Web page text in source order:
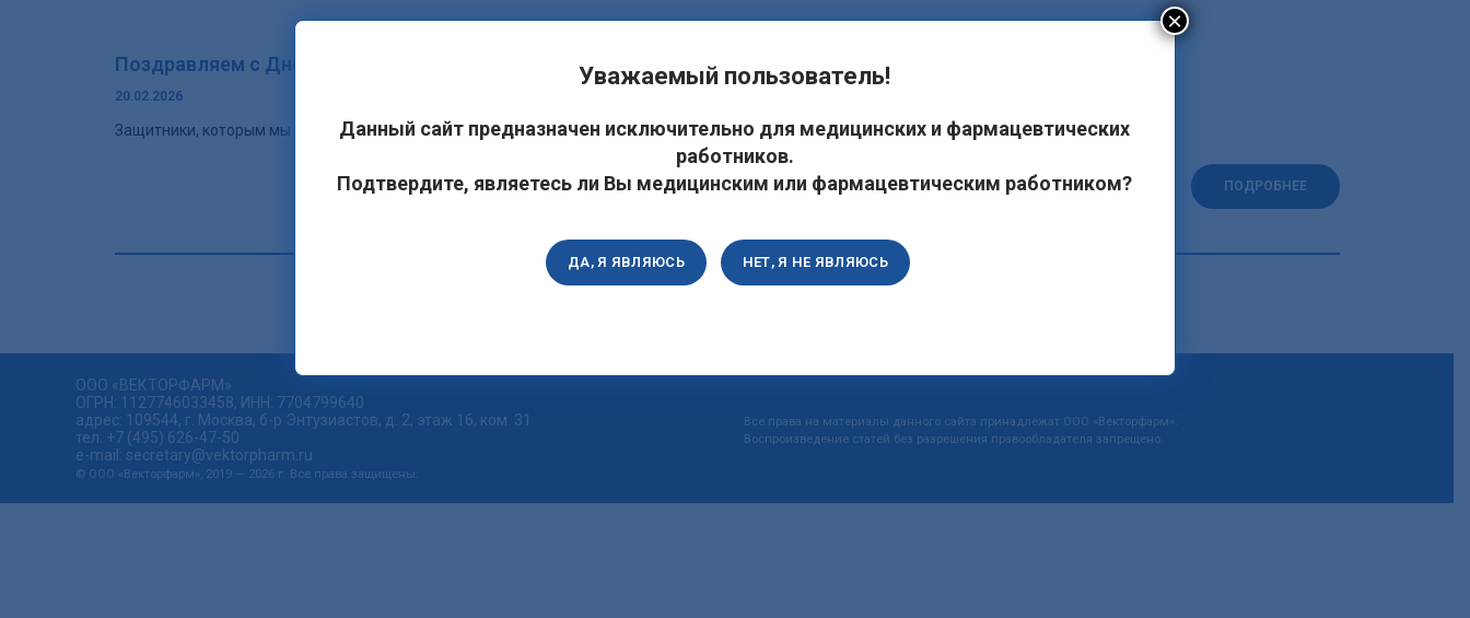
Поздравляем с Днем защитника Отечества!
20.02.2026
Защитники, которым мы доверяем самое главное — наше здоровье! 23 февраля — день, когда мы традиционно чествуем защитников. Но в
ПОДРОБНЕЕ
ООО «ВЕКТОРФАРМ»
ОГРН: 1127746033458, ИНН: 7704799640
адрес: 109544, г. Москва, б-р Энтузиастов, д. 2, этаж 16, ком. 31
тел: +7 (495) 626-47-50
e-mail: secretary@vektorpharm.ru
© ООО «Векторфарм», 2019 — 2026 г. Все права защищены.
Все права на материалы данного сайта принадлежат ООО «Векторфарм».
Воспроизведение статей без разрешения правообладателя запрещено.
Уважаемый пользователь!
Данный сайт предназначен исключительно для медицинских и фармацевтических
работников.
Подтвердите, являетесь ли Вы медицинским или фармацевтическим работником?
ДА, Я ЯВЛЯЮСЬ НЕТ, Я НЕ ЯВЛЯЮСЬ
×